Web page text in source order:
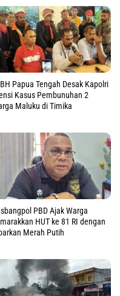
Papua Tengah Desak Kapolri
Kasus Pembunuhan 2
Maluku di Timika
PBD Ajak Warga
HUT ke 81 RI dengan
Merah Putih